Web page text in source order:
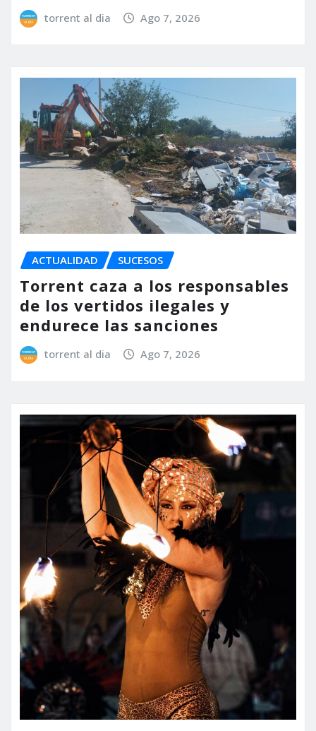
torrent al dia Ago 7, 2026
ACTUALIDAD SUCESOS
Torrent caza a los responsables
de los vertidos ilegales y
endurece las sanciones
torrent al dia Ago 7, 2026